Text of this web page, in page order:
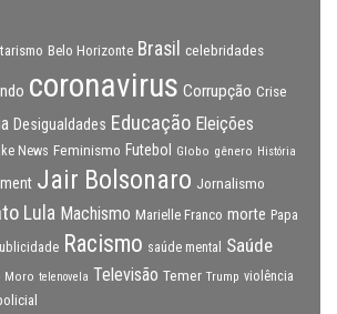
Belo Horizonte Brasil celebridades
coronavirus Corrupção Crise
Desigualdades Educação Eleições
News Feminismo Futebol Globo gênero História
Jair Bolsonaro Jornalismo
Lula Machismo Marielle Franco morte Papa
Racismo saúde mental
Saúde
Moro telenovela Televisão Temer Trump violência